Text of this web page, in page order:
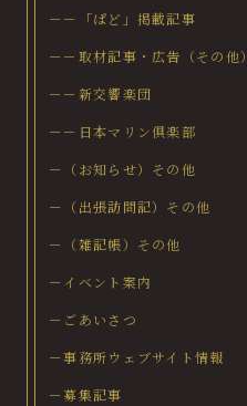
－－「ぱど」掲載記事
－－取材記事・広告（その他）
－－新交響楽団
－－日本マリン倶楽部
－（お知らせ）その他
－（出張訪問記）その他
－（雑記帳）その他
－イベント案内
－ごあいさつ
－事務所ウェブサイト情報
－募集記事